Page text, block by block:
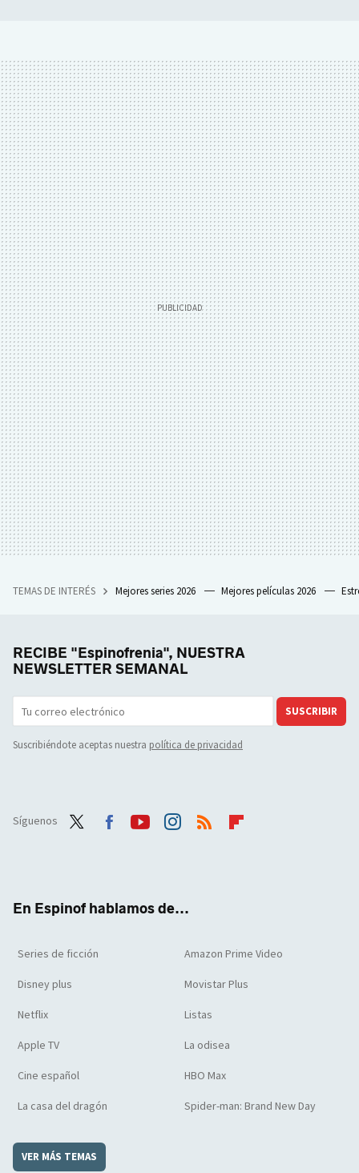
TEMAS DE INTERÉS Mejores series 2026 Mejores películas 2026
RECIBE "Espinofrenia", NUESTRA
NEWSLETTER SEMANAL
SUSCRIBIR
Suscribiéndote aceptas nuestra política de privacidad
Síguenos
En Espinof hablamos de...
Series de ficción Amazon Prime Video
Disney plus Movistar Plus
Netflix Listas
Apple TV La odisea
Cine español HBO Max
La casa del dragón Spider-man: Brand New Day
VER MÁS TEMAS